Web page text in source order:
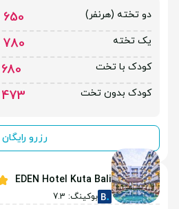
دو تخته (هرنفر) 650
یک تخته
780
کودک با تخت
680
کودک بدون تخت
473
رزرو رایگان
EDEN Hotel Kuta Bali
بوکینگ: 7.3